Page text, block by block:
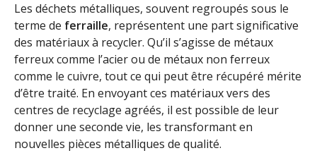
Les déchets métalliques, souvent regroupés sous le
terme de ferraille, représentent une part significative
des matériaux à recycler. Qu’il s’agisse de métaux
ferreux comme l’acier ou de métaux non ferreux
comme le cuivre, tout ce qui peut être récupéré mérite
d’être traité. En envoyant ces matériaux vers des
centres de recyclage agréés, il est possible de leur
donner une seconde vie, les transformant en
nouvelles pièces métalliques de qualité.